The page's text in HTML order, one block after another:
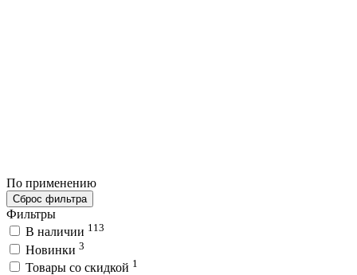
По применению
Сброс фильтра
Фильтры
В наличии 113
Новинки 3
Товары со скидкой 1